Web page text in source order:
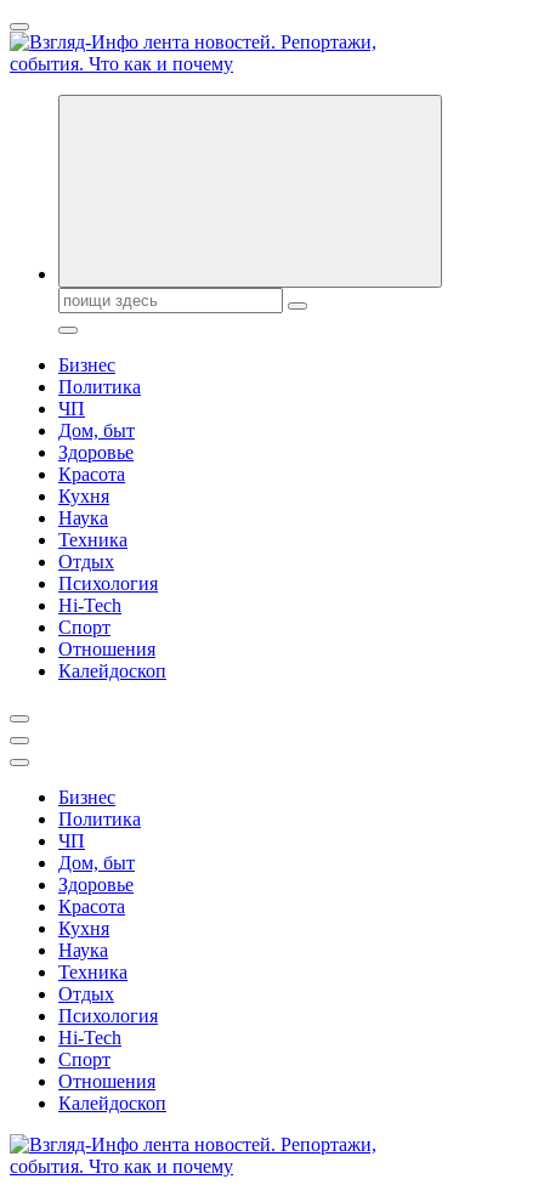
Перейти
к
содержанию
Обо всем и обо всех, что зачем и почему. Новости политики,
Поиск:
Бизнес
Политика
ЧП
Дом, быт
Здоровье
Красота
Кухня
Наука
Техника
Отдых
Психология
Hi-Tech
Спорт
Отношения
Калейдоскоп
Бизнес
Политика
ЧП
Дом, быт
Здоровье
Красота
Кухня
Наука
Техника
Отдых
Психология
Hi-Tech
Спорт
Отношения
Калейдоскоп